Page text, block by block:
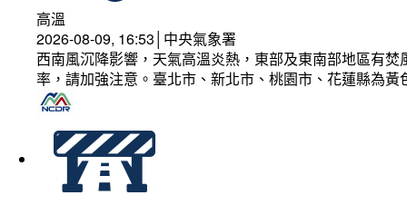
高溫
2026-08-09, 16:53│中央氣象署
西南風沉降影響，天氣高溫炎熱，東部及東南部地區有
率，請加強注意。臺北市、新北市、桃園市、花蓮縣為